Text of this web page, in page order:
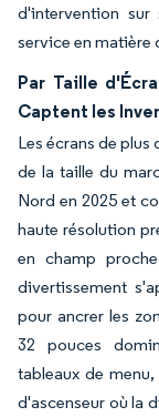
d'intervention
service en matière
Par Taille
Captent les
Les écrans de plus
de la taille du
Nord en 2025 et
haute résolution
en champ
divertissement
pour ancrer les
32 pouces
tableaux de
d'ascenseur où la